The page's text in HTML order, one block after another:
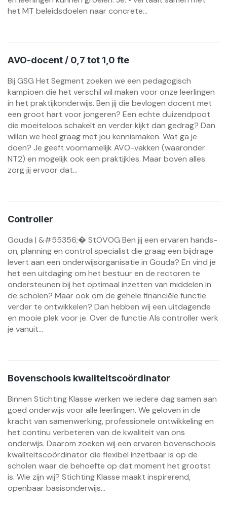
het MT beleidsdoelen naar concrete...
AVO-docent / 0,7 tot 1,0 fte
Bij GSG Het Segment zoeken we een pedagogisch
kampioen die het verschil wil maken voor onze leerlingen
in het praktijkonderwijs. Ben jij die bevlogen docent met
een groot hart voor jongeren? Een echte duizendpoot
die moeiteloos schakelt en verder kijkt dan gedrag? Dan
willen we heel graag met jou kennismaken. Wat ga je
doen? Je geeft voornamelijk AVO-vakken (waaronder
NT2) en mogelijk ook een praktijkles. Maar boven alles
zorg jij ervoor dat...
Controller
Gouda | &#55356;� StOVOG Ben jij een ervaren hands-
on, planning en control specialist die graag een bijdrage
levert aan een onderwijsorganisatie in Gouda? En vind je
het een uitdaging om het bestuur en de rectoren te
ondersteunen bij het optimaal inzetten van middelen in
de scholen? Maar ook om de gehele financiële functie
verder te ontwikkelen? Dan hebben wij een uitdagende
en mooie plek voor je. Over de functie Als controller werk
je vanuit...
Bovenschools kwaliteitscoördinator
Binnen Stichting Klasse werken we iedere dag samen aan
goed onderwijs voor alle leerlingen. We geloven in de
kracht van samenwerking, professionele ontwikkeling en
het continu verbeteren van de kwaliteit van ons
onderwijs. Daarom zoeken wij een ervaren bovenschools
kwaliteitscoördinator die flexibel inzetbaar is op de
scholen waar de behoefte op dat moment het grootst
is. Wie zijn wij? Stichting Klasse maakt inspirerend,
openbaar basisonderwijs...